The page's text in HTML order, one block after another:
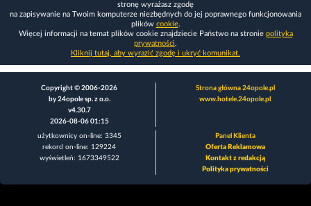
stronę wyrażasz zgodę
na zapisywanie na Twoim komputerze niezbędnych do jej poprawnego funkcjonowania
plików cookie.
Więcej informacji na temat plików cookie znajdziecie Państwo na stronie polityka
prywatności.
Kliknij tutaj, aby wyrazić zgodę i ukryć komunikat.
Copyright © 2006-2026
by 24opole sp. z o.o.
v4.30.7
2026-08-06 01:15
Strona główna 24opole.pl
www.hotele.24opole.pl
użytkownicy on-line: 3345
rekord on-line: 129224
wyświetleń: 1673349522
Panel Klienta
Oferta Reklamowa
Kontakt z redakcją
Polityka prywatności